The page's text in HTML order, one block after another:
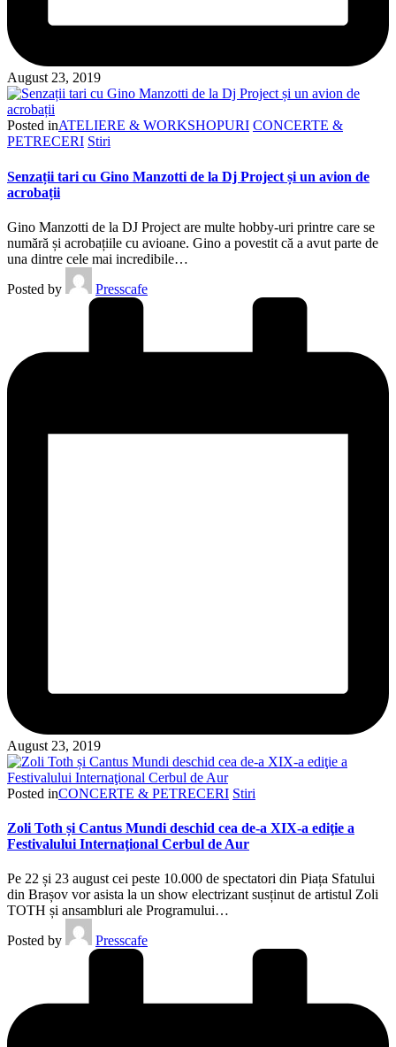
August 23, 2019
Posted inATELIERE & WORKSHOPURI CONCERTE &
PETRECERI Stiri
Senzații tari cu Gino Manzotti de la Dj Project și un avion de
acrobații
Gino Manzotti de la DJ Project are multe hobby-uri printre care se
numără și acrobațiile cu avioane. Gino a povestit că a avut parte de
una dintre cele mai incredibile…
Posted by
Presscafe
August 23, 2019
Posted inCONCERTE & PETRECERI Stiri
Zoli Toth și Cantus Mundi deschid cea de-a XIX-a ediţie a
Festivalului Internaţional Cerbul de Aur
Pe 22 și 23 august cei peste 10.000 de spectatori din Piața Sfatului
din Brașov vor asista la un show electrizant susținut de artistul Zoli
TOTH și ansambluri ale Programului…
Posted by
Presscafe